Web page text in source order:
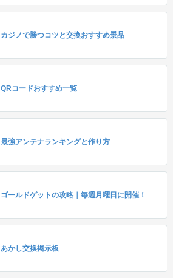
カジノで勝つコツと交換おすすめ景品
QRコードおすすめ一覧
最強アンテナランキングと作り方
ゴールドゲットの攻略｜毎週月曜日に開催！
あかし交換掲示板